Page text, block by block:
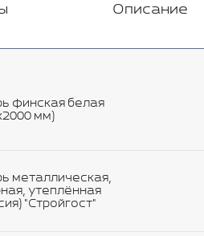
Описание
финская белая
мм)
металлическая,
утеплённая
"Стройгост"